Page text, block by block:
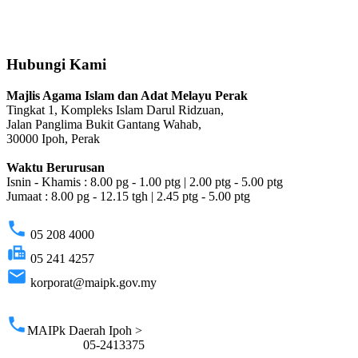
Hubungi Kami
Majlis Agama Islam dan Adat Melayu Perak
Tingkat 1, Kompleks Islam Darul Ridzuan,
Jalan Panglima Bukit Gantang Wahab,
30000 Ipoh, Perak
Waktu Berurusan
Isnin - Khamis : 8.00 pg - 1.00 ptg | 2.00 ptg - 5.00 ptg
Jumaat : 8.00 pg - 12.15 tgh | 2.45 ptg - 5.00 ptg
phone 05 208 4000
fax 05 241 4257
email korporat@maipk.gov.my
phoneMAIPk Daerah Ipoh >
05-2413375